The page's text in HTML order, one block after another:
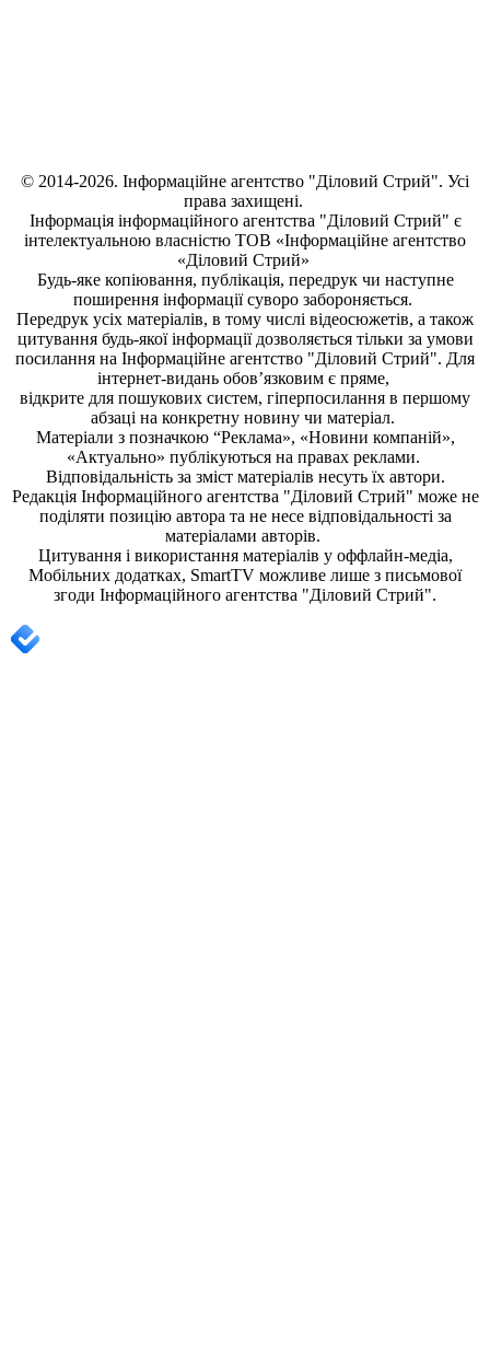
© 2014-2026. Інформаційне агентство "Діловий Стрий". Усі
права захищені.
Інформація інформаційного агентства "Діловий Стрий" є
інтелектуальною власністю ТОВ «Інформаційне агентство
«Діловий Стрий»
Будь-яке копiювання, публiкацiя, передрук чи наступне
поширення iнформацiї суворо забороняється.
Передрук усіх матеріалів, в тому числі відеосюжетів, а також
цитування будь-якої інформації дозволяється тільки за умови
посилання на Інформаційне агентство "Діловий Стрий". Для
інтернет-видань обов’язковим є пряме,
відкрите для пошукових систем, гіперпосилання в першому
абзаці на конкретну новину чи матеріал.
Матеріали з позначкою “Реклама», «Новини компаній»,
«Актуально» публікуються на правах реклами.
Відповідальність за зміст матеріалів несуть їх автори.
Редакція Інформаційного агентства "Діловий Стрий" може не
поділяти позицію автора та не несе відповідальності за
матеріалами авторів.
Цитування і використання матеріалів у оффлайн-медіа,
Мобільних додатках, SmartTV можливе лише з письмової
згоди Інформаційного агентства "Діловий Стрий".